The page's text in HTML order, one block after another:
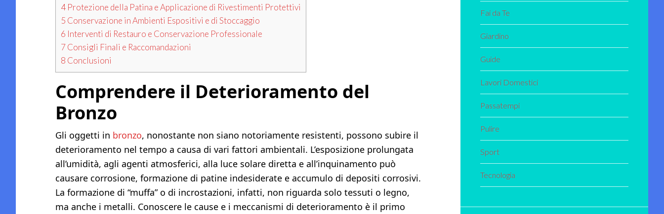
4 Protezione della Patina e Applicazione di Rivestimenti Protettivi
5 Conservazione in Ambienti Espositivi e di Stoccaggio
6 Interventi di Restauro e Conservazione Professionale
7Consigli Finali e Raccomandazioni
8 Conclusioni
Comprendere il Deterioramento del
Bronzo
Gli oggetti in bronzo, nonostante non siano notoriamente resistenti, possono subire il
deterioramento nel tempo a causa di vari fattori ambientali. L’esposizione prolungata
all’umidità, agli agenti atmosferici, alla luce solare diretta e all’inquinamento può
causare corrosione, formazione di patine indesiderate e accumulo di depositi corrosivi.
La formazione di “muffa” o di incrostazioni, infatti, non riguarda solo tessuti o legno,
ma anche i metalli. Conoscere le cause e i meccanismi di deterioramento è il primo
Fai da Te
Giardino
Guide
Lavori Domestici
Passatempi
Pulire
Sport
Tecnologia